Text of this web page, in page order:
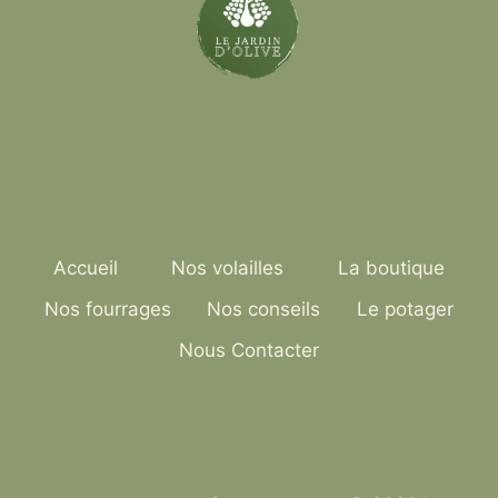
Accueil Nos volailles
La boutique
Nos fourrages
Nos conseils
Le potager
Nous Contacter